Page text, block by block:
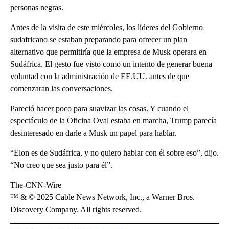
personas negras.
Antes de la visita de este miércoles, los líderes del Gobierno
sudafricano se estaban preparando para ofrecer un plan
alternativo que permitiría que la empresa de Musk operara en
Sudáfrica. El gesto fue visto como un intento de generar buena
voluntad con la administración de EE.UU. antes de que
comenzaran las conversaciones.
Pareció hacer poco para suavizar las cosas. Y cuando el
espectáculo de la Oficina Oval estaba en marcha, Trump parecía
desinteresado en darle a Musk un papel para hablar.
“Elon es de Sudáfrica, y no quiero hablar con él sobre eso”, dijo.
“No creo que sea justo para él”.
The-CNN-Wire
™ & © 2025 Cable News Network, Inc., a Warner Bros.
Discovery Company. All rights reserved.